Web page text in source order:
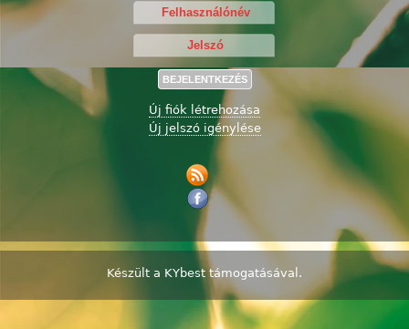
Új fiók létrehozása
Új jelszó igénylése
Készült a KYbest támogatásával.